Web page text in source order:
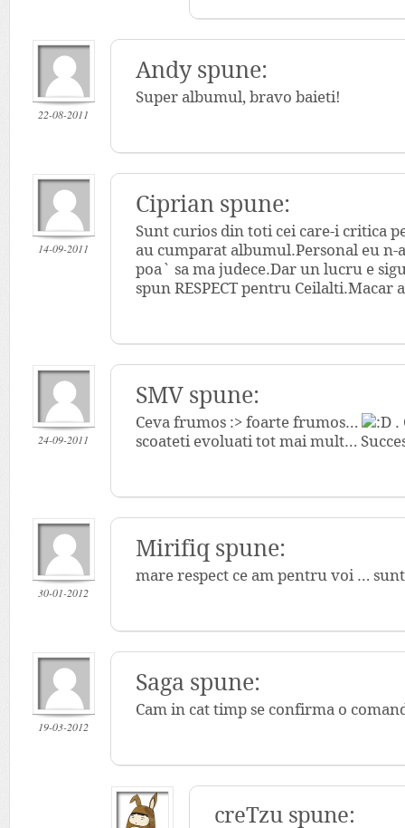
22-08-2011
Andy spune:
Super albumul, bravo baieti!
14-09-2011
Ciprian spune:
Sunt curios din toti cei care-i critica
au cumparat albumul.Personal eu
poa` sa ma judece.Dar un lucru e
spun RESPECT pentru Ceilalti.Macar
24-09-2011
SMV spune:
Ceva frumos :> foarte frumos…
.
scoateti evoluati tot mai mult…
30-01-2012
Mirifiq spune:
mare respect ce am pentru voi …
19-03-2012
Saga spune:
Cam in cat timp se confirma o
creTzu spune: